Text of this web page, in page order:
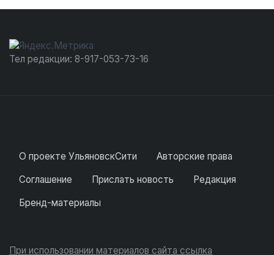
Тел редакции: 8-917-053-73-16
О проекте УльяновскСити
Авторские права
Соглашение
Прислать новость
Редакция
Бренд-материалы
При использовании материалов сайта ссылка